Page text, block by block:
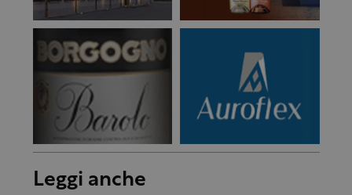
Leggi anche